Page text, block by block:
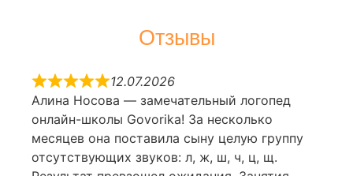
Отзывы
12.07.2026
Алина Носова — замечательный логопед
онлайн-школы Govorika! За несколько
месяцев она поставила сыну целую группу
отсутствующих звуков: л, ж, ш, ч, ц, щ.